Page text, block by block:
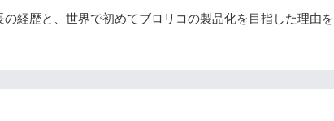
経歴と、世界で初めてブロリコの製品化を目指した理由を